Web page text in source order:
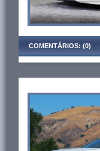
COMENTÁRIOS: (0)